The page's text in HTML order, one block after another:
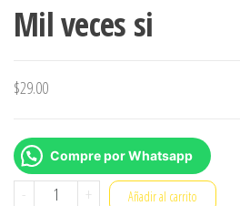
Mil veces si
$29.00
Compre por Whatsapp
- + Añadir al carrito